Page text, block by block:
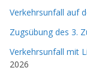
Verkehrsunfall auf
Zugsübung des 3.
Verkehrsunfall mit
2026